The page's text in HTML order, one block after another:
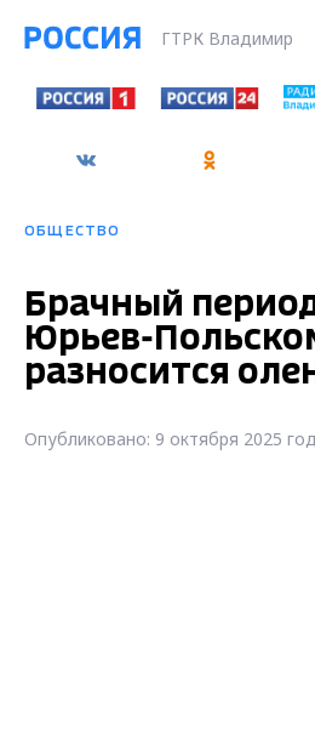
ГТРК Владимир
ОБЩЕСТВО
Брачный
Юрьев-
разносится
Опубликовано: 9 октября 2025